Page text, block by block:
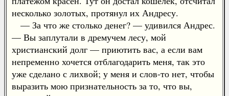
несколько золотых, протянул их Андресу.
— За что же столько денег? — удивился Андрес.
— Вы заплутали в дремучем лесу, мой
христианский долг — приютить вас, а если вам
непременно хочется отблагодарить меня, так это
уже сделано с лихвой; у меня и слов-то нет, чтобы
выразить мою признательность за то, что вы,